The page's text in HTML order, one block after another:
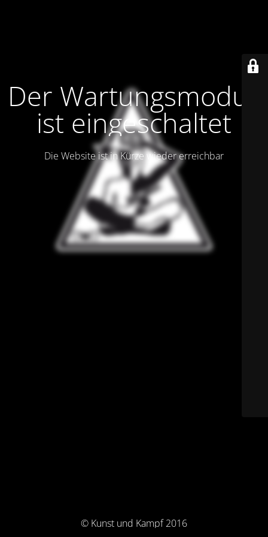
Der Wartungsmodus
ist eingeschaltet
Die Website ist in Kürze wieder erreichbar
© Kunst und Kampf 2016